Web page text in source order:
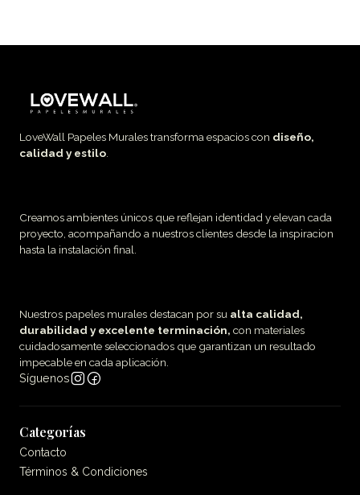
LoveWall Papeles Murales transforma espacios con diseño,
calidad y estilo
Creamos ambientes únicos que reflejan identidad y elevan cada
proyecto, acompañando a nuestros clientes desde la inspiracion
hasta la instalación final.
Nuestros papeles murales destacan por su alta calidad,
durabilidad y excelente terminación, con materiales
cuidadosamente seleccionados que garantizan un resultado
impecable en cada aplicación.
Síguenos
Categorías
Contacto
Términos & Condiciones